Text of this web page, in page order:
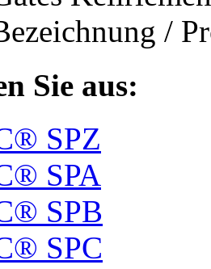
/
Sie aus:
SPZ
SPA
SPB
SPC